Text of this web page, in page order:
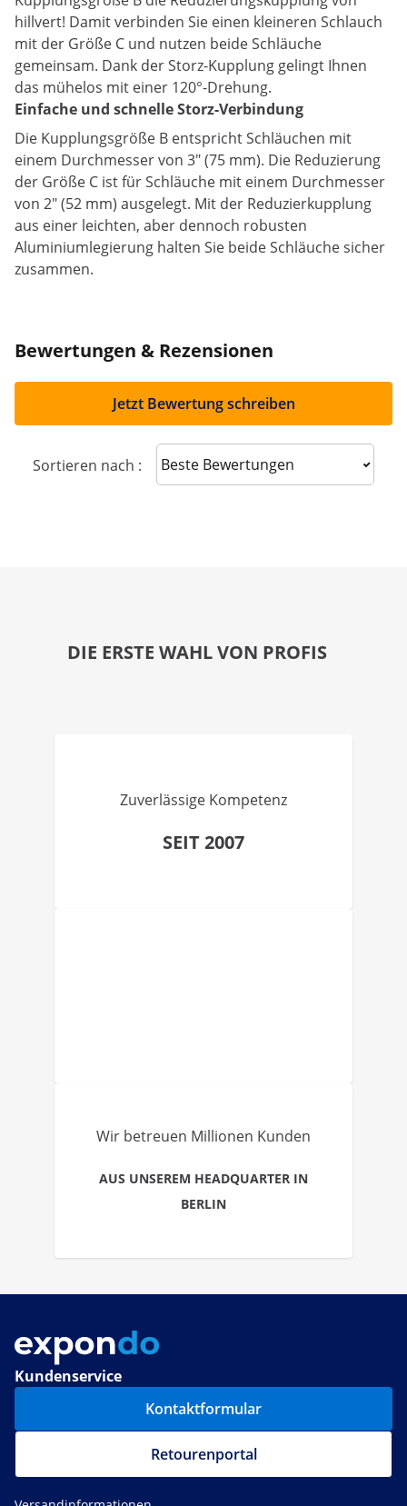
hillvert! Damit verbinden Sie einen kleineren Schlauch
mit der Größe C und nutzen beide Schläuche
gemeinsam. Dank der Storz-Kupplung gelingt Ihnen
das mühelos mit einer 120°-Drehung.
Einfache und schnelle Storz-Verbindung
Die Kupplungsgröße B entspricht Schläuchen mit
einem Durchmesser von 3" (75 mm). Die Reduzierung
der Größe C ist für Schläuche mit einem Durchmesser
von 2" (52 mm) ausgelegt. Mit der Reduzierkupplung
aus einer leichten, aber dennoch robusten
Aluminiumlegierung halten Sie beide Schläuche sicher
zusammen.
Bewertungen & Rezensionen
Jetzt Bewertung schreiben
Sortieren nach : Sort reviews
DIE ERSTE WAHL VON PROFIS
Zuverlässige Kompetenz
SEIT 2007
Wir betreuen Millionen Kunden
AUS UNSEREM HEADQUARTER IN
BERLIN
Kundenservice
Kontaktformular
Retourenportal